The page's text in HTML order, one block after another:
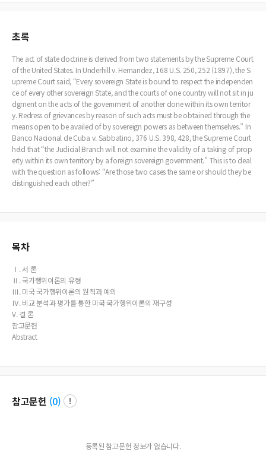
초록
The act of state doctrine is derived from two statements by the Supreme Court
of the United States. In Underhill v. Hernandez, 168 U.S. 250, 252 (1897), the S
upreme Court said, “Every sovereign State is bound to respect the independen
ce of every other sovereign State, and the courts of one country will not sit in ju
dgment on the acts of the government of another done within its own territor
y. Redress of grievances by reason of such acts must be obtained through the
means open to be availed of by sovereign powers as between themselves.” In
Banco Nacional de Cuba v. Sabbatino, 376 U.S. 398, 428, the Supreme Court
held that “the Judicial Branch will not examine the validity of a taking of prop
erty within its own territory by a foreign sovereign government.” This is to deal
with the question as follows: “Are those two cases the same or should they be
distinguished each other?”
목차
Ⅰ. 서 론
Ⅱ. 국가행위이론의 유형
Ⅲ. 미국 국가행위이론의 원칙과 예외
Ⅳ. 비교 분석과 평가를 통한 미국 국가행위이론의 재구성
V. 결 론
참고문헌
Abstract
참고문헌 (0)
등록된 참고문헌 정보가 없습니다.